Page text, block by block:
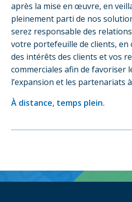
après la mise en œuvre, en
pleinement parti de nos
serez responsable des relations
votre portefeuille de clients, en
des intérêts des clients et vos
commerciales afin de favoriser
l’expansion et les partenariats
À distance, temps plein.